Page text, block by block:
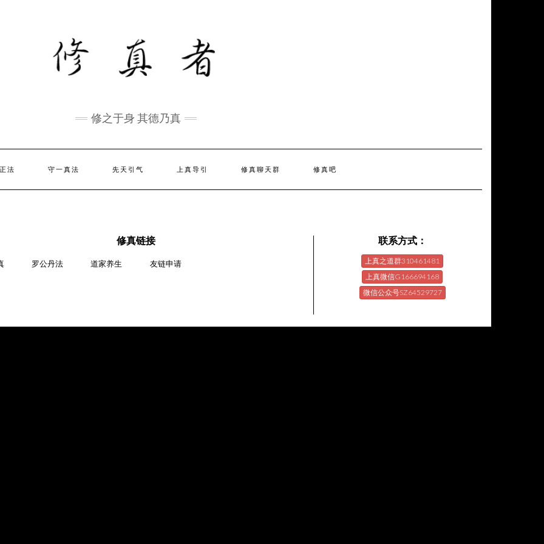
修之于身 其德乃真
法 守一真法 先天引气 上真导引 修真聊天群 修真吧
修真链接
罗公丹法 道家养生 友链申请
联系方式：
上真之道群310461481
上真微信G166694168
微信公众号SZ64529727